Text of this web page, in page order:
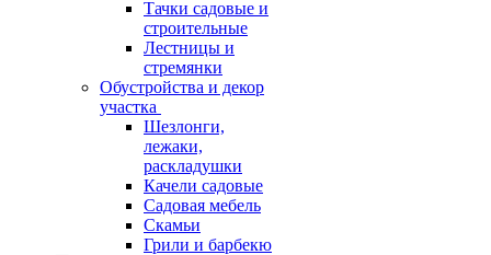
Тачки садовые и
строительные
Лестницы и
стремянки
Обустройства и декор
участка
Шезлонги,
лежаки,
раскладушки
Качели садовые
Садовая мебель
Скамьи
Грили и барбекю